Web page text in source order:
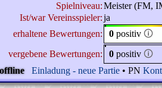
Spielniveau:Meister (FM,
Ist/war Vereinsspieler:ja
erhaltene Bewertungen:
0 positiv 🛈
vergebene Bewertungen:
0 positiv 🛈
offline
Einladung - neue Partie • PN